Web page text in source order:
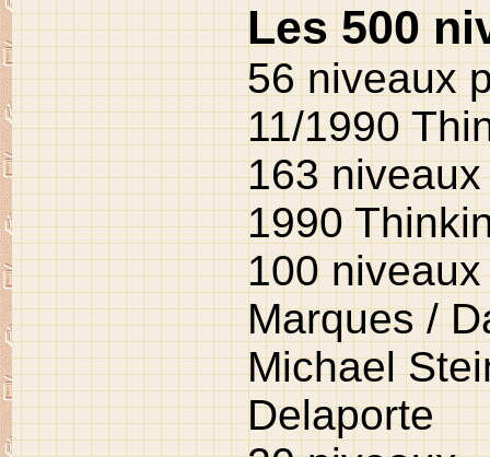
Les 500
56 niveaux
11/1990
163
1990
100
Marques /
Michael
Delaporte